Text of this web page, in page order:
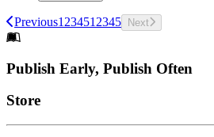
Previous1 23451 2345 Next
Footer
Publish Early, Publish Often
Links
Store